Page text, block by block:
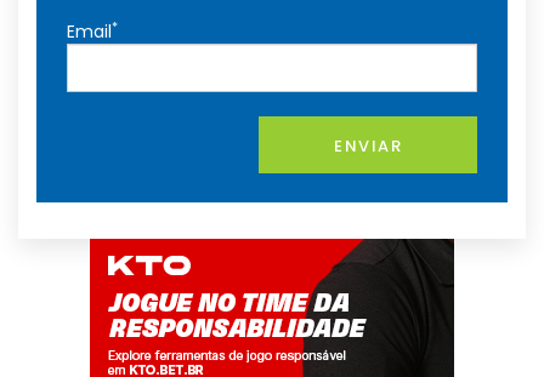
Email*
ENVIAR